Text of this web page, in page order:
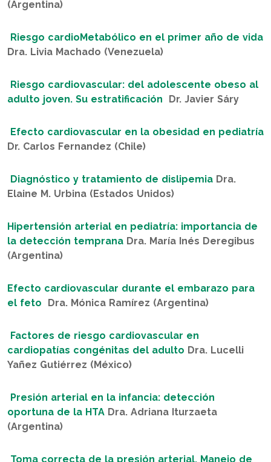
(Argentina)
Riesgo cardioMetabólico en el primer año de vida
Dra. Livia Machado (Venezuela)
Riesgo cardiovascular: del adolescente obeso al
adulto joven. Su estratificación
Dr. Javier Sáry
Efecto cardiovascular en la obesidad en pediatría
Dr. Carlos Fernandez (Chile)
Diagnóstico y tratamiento de dislipemia Dra.
Elaine M. Urbina (Estados Unidos)
Hipertensión arterial en pediatría: importancia de
la detección temprana Dra. María Inés Deregibus
(Argentina)
Efecto cardiovascular durante el embarazo para
el feto Dra. Mónica Ramírez (Argentina)
Factores de riesgo cardiovascular en
cardiopatías congénitas del adulto Dra. Lucelli
Yañez Gutiérrez (México)
Presión arterial en la infancia: detección
oportuna de la HTA Dra. Adriana Iturzaeta
(Argentina)
Toma correcta de la presión arterial. Manejo de